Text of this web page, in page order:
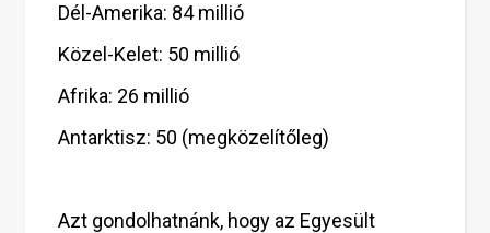
Dél-Amerika: 84 millió
Közel-Kelet: 50 millió
Afrika: 26 millió
Antarktisz: 50 (megközelítőleg)
Azt gondolhatnánk, hogy az Egyesült